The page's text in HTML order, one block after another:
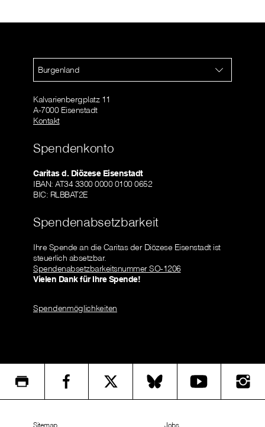
Burgenland
Kalvarienbergplatz 11
A-7000 Eisenstadt
Kontakt
Spendenkonto
Caritas d. Diözese Eisenstadt
IBAN: AT34 3300 0000 0100 0652
BIC: RLBBAT2E
Spendenabsetzbarkeit
Ihre Spende an die Caritas der Diözese Eisenstadt ist
steuerlich absetzbar.
Spendenabsetzbarkeitsnummer SO-1206
Vielen Dank für Ihre Spende!
Spendenmöglichkeiten
Sitemap Jobs